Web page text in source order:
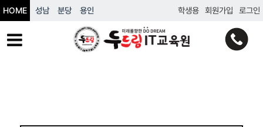
HOME 성남 분당 용인 학생용 회원가입 로그인